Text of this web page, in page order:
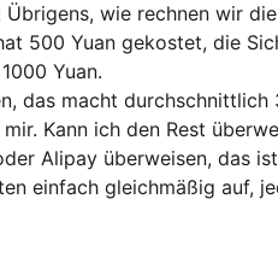
wie rechnen wir
500 Yuan gekostet, die
Yuan.
das macht durchschnittlich
Kann ich den Rest
Alipay überweisen, das
einfach gleichmäßig auf,